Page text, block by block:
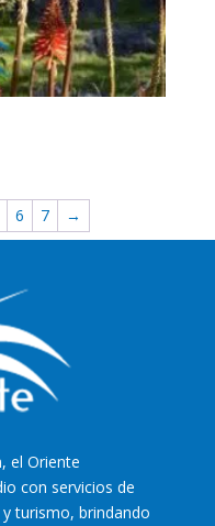
6 7 →
el Oriente
con servicios de
turismo, brindando